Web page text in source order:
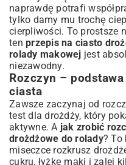
naprawdę potrafi
tylko damy mu trochę
cierpliwości. To prostsze
ten przepis na ciasto
rolady makowej jest
niezawodny.
Rozczyn –
ciasta
Zawsze zaczynaj od
test dla drożdży, który
aktywne. A jak zrobić
drożdżowe do rolady? To
miseczce rozkrusz
cukru, łyżkę mąki i zalej